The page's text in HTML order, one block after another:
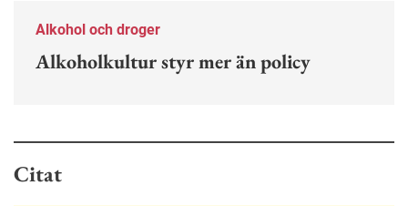
Alkohol och droger
Alkoholkultur styr mer än policy
Citat